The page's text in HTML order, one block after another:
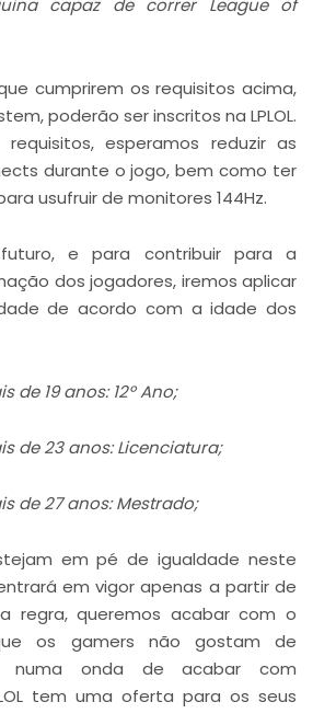
capaz de correr League of
cumprirem os requisitos acima,
poderão ser inscritos na LPLOL.
esperamos reduzir as
durante o jogo, bem como ter
usufruir de monitores 144Hz.
e para contribuir para a
dos jogadores, iremos aplicar
de acordo com a idade dos
de 19 anos: 12º Ano;
de 23 anos: Licenciatura;
de 27 anos: Mestrado;
em pé de igualdade neste
em vigor apenas a partir de
regra, queremos acabar com o
os gamers não gostam de
numa onda de acabar com
tem uma oferta para os seus